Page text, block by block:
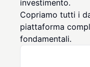
investimento.
Copriamo tutti i
piattaforma
fondamentali.